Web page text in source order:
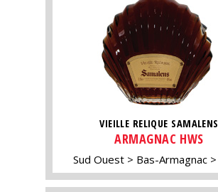
VIEILLE RELIQUE SAMALENS
ARMAGNAC HWS
Sud Ouest Bas-Armagnac